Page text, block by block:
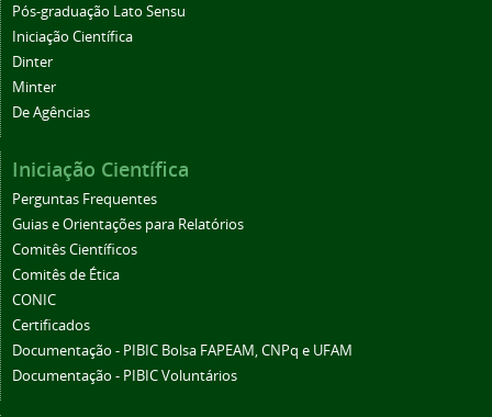
Pós-graduação Lato Sensu
Iniciação Científica
Dinter
Minter
De Agências
Iniciação Científica
Perguntas Frequentes
Guias e Orientações para Relatórios
Comitês Científicos
Comitês de Ética
CONIC
Certificados
Documentação - PIBIC Bolsa FAPEAM, CNPq e UFAM
Documentação - PIBIC Voluntários